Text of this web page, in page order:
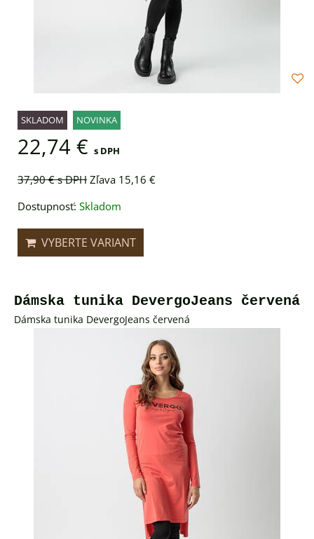
SKLADOM NOVINKA
22,74 € s DPH
37,90 €s DPHZľava 15,16 €
Dostupnosť: Skladom
VYBERTE VARIANT
Dámska tunika DevergoJeans červená
Dámska tunika DevergoJeans červená